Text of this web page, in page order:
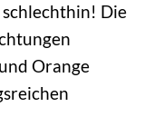
Die
Orange